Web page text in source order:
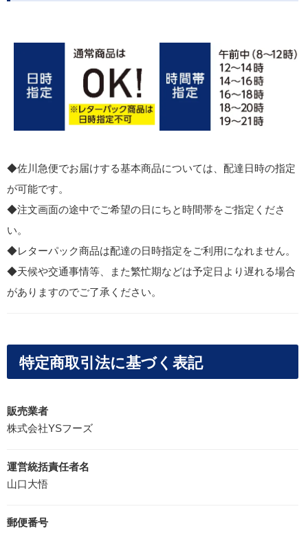
◆佐川急便でお届けする基本商品については、配達日時の指定
が可能です。
◆注文画面の途中でご希望の日にちと時間帯をご指定くださ
い。
◆レターパック商品は配達の日時指定をご利用になれません。
◆天候や交通事情等、また繁忙期などは予定日より遅れる場合
がありますのでご了承ください。
特定商取引法に基づく表記
販売業者
株式会社YSフーズ
運営統括責任者名
山口大悟
郵便番号